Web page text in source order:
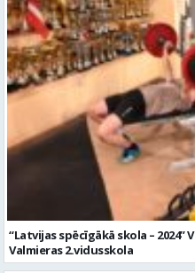
“Latvijas spēcīgākā skola –
Valmieras 2.vidusskola